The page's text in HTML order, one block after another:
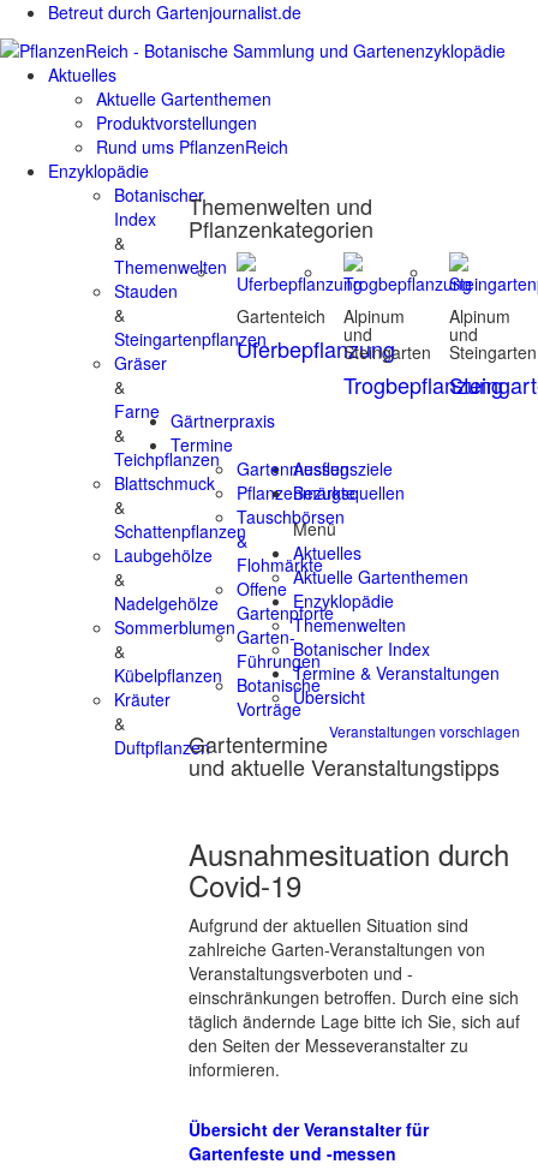
Betreut durch Gartenjournalist.de
Aktuelles
Aktuelle Gartenthemen
Produktvorstellungen
Rund ums PflanzenReich
Enzyklopädie
Botanischer
Index
&
Themenwelten
Stauden
&
Steingartenpflanzen
Gräser
&
Farne
&
Teichpflanzen
Blattschmuck
&
Schattenpflanzen
Laubgehölze
&
Nadelgehölze
Sommerblumen
&
Kübelpflanzen
Kräuter
&
Duftpflanzen
Themenwelten und
Pflanzenkategorien
Gartenteich
Uferbepflanzung
Alpinum
und
Steingarten
Trogbepflanzung
Alpinum
und
Steingarten
Gärtnerpraxis
Termine
Gartenmessen
Pflanzenmärkte
Tauschbörsen
&
Flohmärkte
Offene
Gartenpforte
Garten-
Führungen
Botanische
Vorträge
Veranstaltungen vorschlagen
Gartentermine
und aktuelle Veranstaltungstipps
Ausnahmesituation durch
Covid-19
Aufgrund der aktuellen Situation sind
zahlreiche Garten-Veranstaltungen von
Veranstaltungsverboten und -
einschränkungen betroffen. Durch eine sich
täglich ändernde Lage bitte ich Sie, sich auf
den Seiten der Messeveranstalter zu
informieren.
Übersicht der Veranstalter für
Gartenfeste und -messen
Ausflugsziele
Bezugsquellen
Menü
Aktuelles
Aktuelle Gartenthemen
Enzyklopädie
Themenwelten
Botanischer Index
Termine & Veranstaltungen
Übersicht